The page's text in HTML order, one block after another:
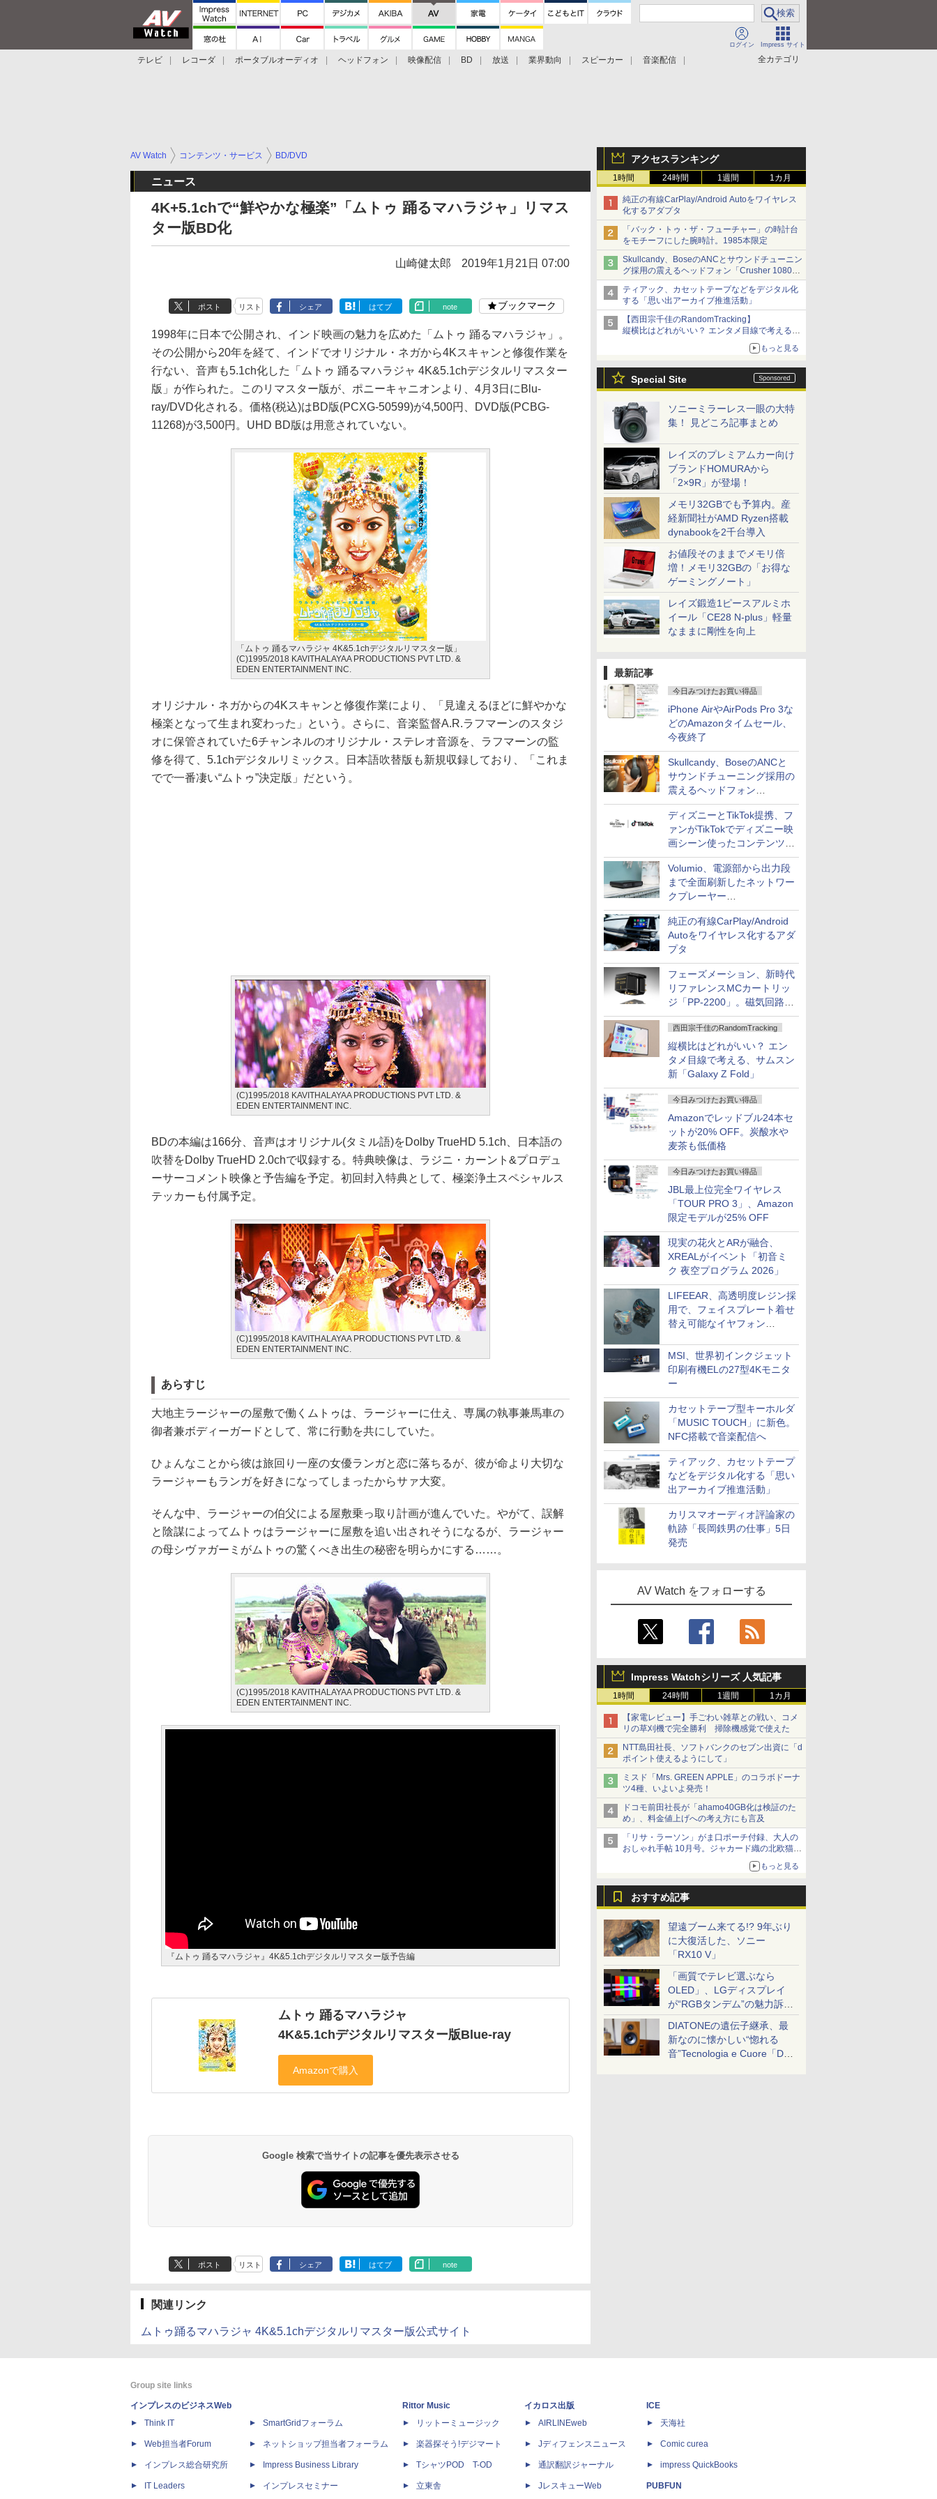
ログイン Impress サイト
全カテゴリ
テレビ レコーダ ポータブルオーディオ ヘッドフォン 映像配信 BD 放送 業界動向 スピーカー
音楽配信
アクセスランキング
1時間 24時間 1週間 1カ月
純正の有線CarPlay/Android Autoをワイヤレス
化するアダプタ
「バック・トゥ・ザ・フューチャー」の時計台
をモチーフにした腕時計。1985本限定
Skullcandy、BoseのANCとサウンドチューニン
グ採用の震えるヘッドフォン「Crusher 1080
ANC」
ティアック、カセットテープなどをデジタル化
する「思い出アーカイブ推進活動」
【西田宗千佳のRandomTracking】
縦横比はどれがいい？ エンタメ目線で考える、
もっと見る
Special Site
ソニーミラーレス一眼の大特
集！ 見どころ記事まとめ
レイズのプレミアムカー向け
ブランドHOMURAから
「2×9R」が登場！
メモリ32GBでも予算内。産
経新聞社がAMD Ryzen搭載
dynabookを2千台導入
お値段そのままでメモリ倍
増！メモリ32GBの「お得な
ゲーミングノート」
レイズ鍛造1ピースアルミホ
イール「CE28 N-plus」軽量
なままに剛性を向上
最新記事
今日みつけたお買い得品
iPhone AirやAirPods Pro 3な
どのAmazonタイムセール、
今夜終了
Skullcandy、BoseのANCと
サウンドチューニング採用の
震えるヘッドフォン
「Crusher 1080 ANC」
ディズニーとTikTok提携、フ
ァンがTikTokでディズニー映
画シーン使ったコンテンツ制
作、Disney+にも配信
Volumio、電源部から出力段
まで全面刷新したネットワー
クプレーヤー
「Primo（2026）」
純正の有線CarPlay/Android
Autoをワイヤレス化するアダ
プタ
フェーズメーション、新時代
リファレンスMCカートリッ
ジ「PP-2200」。磁気回路や
ハウジングを根本から見直し
西田宗千佳のRandomTracking
縦横比はどれがいい？ エン
タメ目線で考える、サムスン
新「Galaxy Z Fold」
今日みつけたお買い得品
Amazonでレッドブル24本セ
ットが20% OFF。炭酸水や
麦茶も低価格
今日みつけたお買い得品
JBL最上位完全ワイヤレス
「TOUR PRO 3」、Amazon
限定モデルが25% OFF
現実の花火とARが融合、
XREALがイベント「初音ミ
ク 夜空プログラム 2026」
LIFEEAR、高透明度レジン採
用で、フェイスプレート着せ
替え可能なイヤフォン
MSI、世界初インクジェット
印刷有機ELの27型4Kモニタ
ー
カセットテープ型キーホルダ
「MUSIC TOUCH」に新色。
NFC搭載で音楽配信へ
ティアック、カセットテープ
などをデジタル化する「思い
出アーカイブ推進活動」
カリスマオーディオ評論家の
軌跡「長岡鉄男の仕事」5日
発売
AV Watch をフォローする
Impress Watchシリーズ 人気記事
1時間 24時間 1週間 1カ月
【家電レビュー】手ごわい雑草との戦い、コメ
リの草刈機で完全勝利 掃除機感覚で使えた
NTT島田社長、ソフトバンクのセブン出資に「d
ポイント使えるようにして」
ミスド「Mrs. GREEN APPLE」のコラボドーナ
ツ4種、いよいよ発売！
ドコモ前田社長が「ahamo40GB化は検証のた
め」、料金値上げへの考え方にも言及
「リサ・ラーソン」がま口ポーチ付録、大人の
おしゃれ手帖 10月号。ジャカード織の北欧猫デ
もっと見る
おすすめ記事
望遠ブーム来てる!? 9年ぶり
に大復活した、ソニー
「RX10 V」
「画質でテレビ選ぶなら
OLED」、LGディスプレイ
が“RGBタンデム”の魅力訴
求。液晶とのガチ比較も
DIATONEの遺伝子継承、最
新なのに懐かしい“惚れる
音”Tecnologia e Cuore「DS-
AV Watch コンテンツ・サービス BD/DVD
ニュース
4K+5.1chで“鮮やかな極楽”「ムトゥ 踊るマハラジャ」リマス
ター版BD化
山崎健太郎 2019年1月21日 07:00
ポスト リスト シェア はてブ note ブックマーク
1998年に日本で公開され、インド映画の魅力を広めた「ムトゥ 踊るマハラジャ」。
その公開から20年を経て、インドでオリジナル・ネガから4Kスキャンと修復作業を
行ない、音声も5.1ch化した「ムトゥ 踊るマハラジャ 4K&5.1chデジタルリマスター
版」が作られた。このリマスター版が、ポニーキャニオンより、4月3日にBlu-
ray/DVD化される。価格(税込)はBD版(PCXG-50599)が4,500円、DVD版(PCBG-
11268)が3,500円。UHD BD版は用意されていない。
「ムトゥ 踊るマハラジャ 4K&5.1chデジタルリマスター版」
(C)1995/2018 KAVITHALAYAA PRODUCTIONS PVT LTD. &
EDEN ENTERTAINMENT INC.
オリジナル・ネガからの4Kスキャンと修復作業により、「見違えるほどに鮮やかな
極楽となって生まれ変わった」という。さらに、音楽監督A.R.ラフマーンのスタジ
オに保管されていた6チャンネルのオリジナル・ステレオ音源を、ラフマーンの監
修を得て、5.1chデジタルリミックス。日本語吹替版も新規収録しており、「これま
でで一番凄い“ムトゥ”決定版」だという。
(C)1995/2018 KAVITHALAYAA PRODUCTIONS PVT LTD. &
EDEN ENTERTAINMENT INC.
BDの本編は166分、音声はオリジナル(タミル語)をDolby TrueHD 5.1ch、日本語の
吹替をDolby TrueHD 2.0chで収録する。特典映像は、ラジニ・カーント&プロデュ
ーサーコメント映像と予告編を予定。初回封入特典として、極楽浄土スペシャルス
テッカーも付属予定。
(C)1995/2018 KAVITHALAYAA PRODUCTIONS PVT LTD. &
EDEN ENTERTAINMENT INC.
あらすじ
大地主ラージャーの屋敷で働くムトゥは、ラージャーに仕え、専属の執事兼馬車の
御者兼ボディーガードとして、常に行動を共にしていた。
ひょんなことから彼は旅回り一座の女優ランガと恋に落ちるが、彼が命より大切な
ラージャーもランガを好きになってしまったからサァ大変。
そんな中、ラージャーの伯父による屋敷乗っ取り計画が進んでいた。やがて、誤解
と陰謀によってムトゥはラージャーに屋敷を追い出されそうになるが、ラージャー
の母シヴァガーミがムトゥの驚くべき出生の秘密を明らかにする……。
(C)1995/2018 KAVITHALAYAA PRODUCTIONS PVT LTD. &
EDEN ENTERTAINMENT INC.
『ムトゥ 踊るマハラジャ』4K&5.1chデジタルリマスター版予告編
ムトゥ 踊るマハラジャ
4K&5.1chデジタルリマスター版Blue-ray
Google 検索で当サイトの記事を優先表示させる
ポスト リスト シェア はてブ note
関連リンク
ムトゥ踊るマハラジャ 4K&5.1chデジタルリマスター版公式サイト
Group site links
インプレスのビジネスWeb
Think IT
Web担当者Forum
インプレス総合研究所
IT Leaders
SmartGridフォーラム
ネットショップ担当者フォーラム
Impress Business Library
インプレスセミナー
Rittor Music
リットーミュージック
楽器探そう!デジマート
TシャツPOD T-OD
立東舎
イカロス出版
AIRLINEweb
Jディフェンスニュース
通訳翻訳ジャーナル
JレスキューWeb
ICE
天海社
Comic curea
impress QuickBooks
PUBFUN